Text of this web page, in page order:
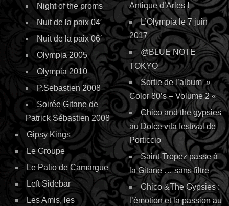
Night of the proms
Nuit de la paix 04′
Nuit de la paix 06′
Olympia 2005
Olympia 2010
P.Sebastien 2008
Soirée Gitane de
Patrick Sébastien 2008
Gipsy Kings
Le Groupe
Le Patio de Camargue
Left Sidebar
Les Amis, les
Antique d’Arles !
L’Olympia le 7 juin
2017
@BLUE NOTE
TOKYO
Sortie de l’album »
Color 80’s – Volume 2 «
Chico and the gypsies
au Dolce vita festival de
Porticcio
Saint-Tropez passe à
la Gitane … sans filtre
Chico &The Gypsies :
l’émotion et la passion au